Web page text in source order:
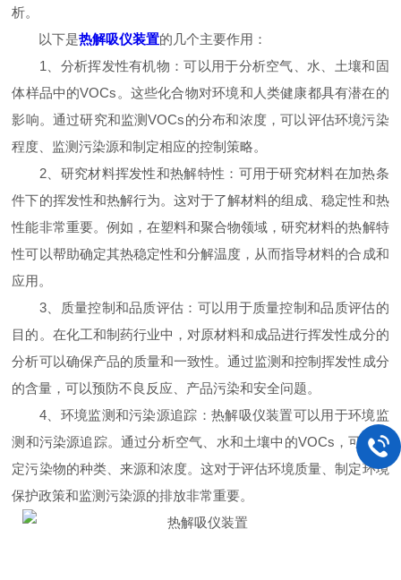
析。
以下是热解吸仪装置的几个主要作用：
1、分析挥发性有机物：可以用于分析空气、水、土壤和固
体样品中的VOCs。这些化合物对环境和人类健康都具有潜在的
影响。通过研究和监测VOCs的分布和浓度，可以评估环境污染
程度、监测污染源和制定相应的控制策略。
2、研究材料挥发性和热解特性：可用于研究材料在加热条
件下的挥发性和热解行为。这对于了解材料的组成、稳定性和热
性能非常重要。例如，在塑料和聚合物领域，研究材料的热解特
性可以帮助确定其热稳定性和分解温度，从而指导材料的合成和
应用。
3、质量控制和品质评估：可以用于质量控制和品质评估的
目的。在化工和制药行业中，对原材料和成品进行挥发性成分的
分析可以确保产品的质量和一致性。通过监测和控制挥发性成分
的含量，可以预防不良反应、产品污染和安全问题。
4、环境监测和污染源追踪：热解吸仪装置可以用于环境监
测和污染源追踪。通过分析空气、水和土壤中的VOCs，可以确
定污染物的种类、来源和浓度。这对于评估环境质量、制定环境
保护政策和监测污染源的排放非常重要。